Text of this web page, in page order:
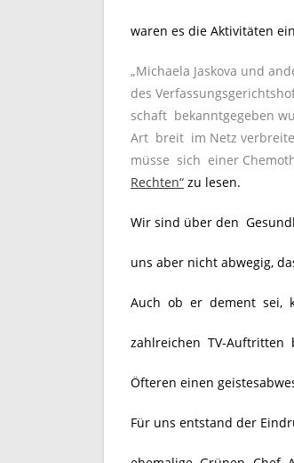
waren es die Aktivitäten
„Michaela Jaskova und
des
schaft bekanntgegeben
Art breit im Netz
müsse sich einer
Rechten“ zu lesen.
Wir sind über den
uns aber nicht abwegig,
Auch ob er dement sei,
zahlreichen TV-
Öfteren einen
Für uns entstand der